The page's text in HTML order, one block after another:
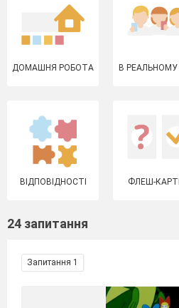
ДОМАШНЯ РОБОТА В РЕАЛЬНОМУ
ВІДПОВІДНОСТІ ФЛЕШ-
24 запитання
Запитання 1